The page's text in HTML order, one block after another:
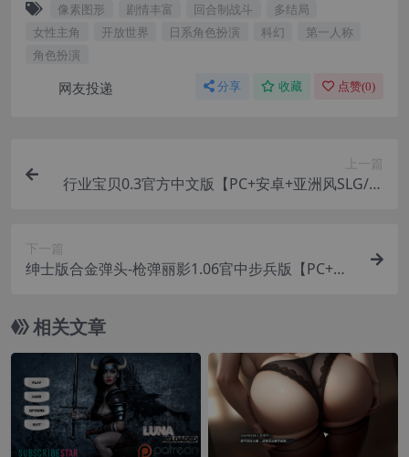
像素图形 剧情丰富 回合制战斗
多结局
女性主角
开放世界 日系角色扮演 科幻
第一人称
角色扮演
网友投递 分享 收藏 点赞(0)
上一篇
行业宝贝0.3官方中文版【PC+安卓+亚洲风SLG/剧
下一篇
绅士版合金弹头-枪弹丽影1.06官中步兵版【PC+动
相关文章